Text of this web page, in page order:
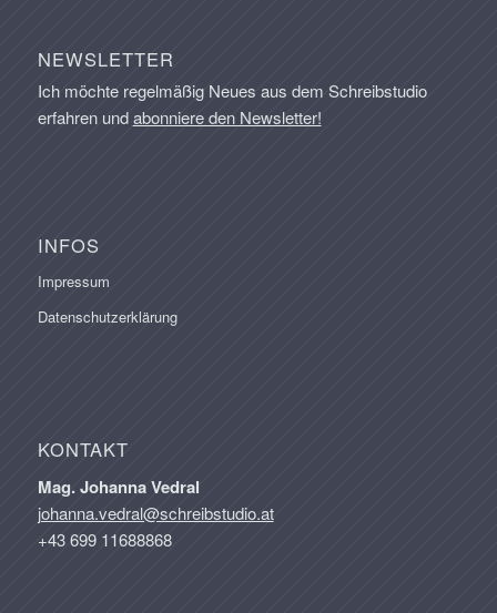
NEWSLETTER
Ich möchte regelmäßig Neues aus dem Schreibstudio
erfahren undabonniere den Newsletter!
INFOS
Impressum
Datenschutzerklärung
KONTAKT
Mag. Johanna Vedral
johanna.vedral@schreibstudio.at
+43 699 11688868